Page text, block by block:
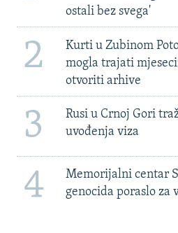
ostali bez svega'
2
Kurti u Zubinom
mogla trajati
otvoriti arhive
3
Rusi u Crnoj Gori
uvođenja viza
4
Memorijalni centar
genocida poraslo za